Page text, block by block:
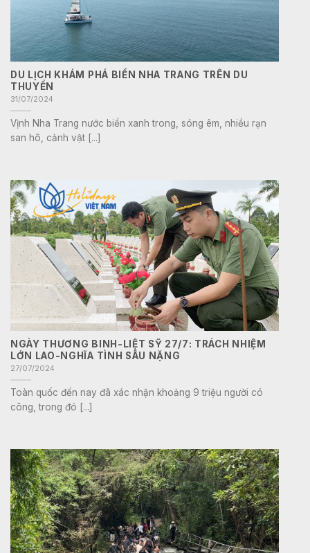
DU LỊCH KHÁM PHÁ BIỂN NHA TRANG TRÊN DU
THUYỀN
31/07/2024
Vịnh Nha Trang nước biển xanh trong, sóng êm, nhiều rạn
san hô, cảnh vật [...]
NGÀY THƯƠNG BINH-LIỆT SỸ 27/7: TRÁCH NHIỆM
LỚN LAO-NGHĨA TÌNH SÂU NẶNG
27/07/2024
Toàn quốc đến nay đã xác nhận khoảng 9 triệu người có
công, trong đó [...]